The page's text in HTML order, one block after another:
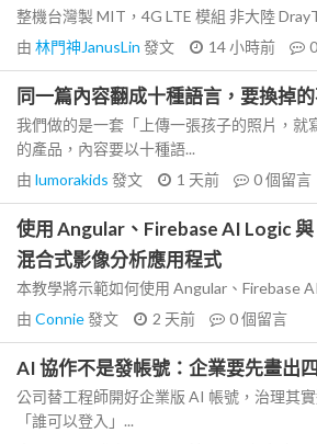
整機台灣製 MIT，4G LTE 模組 非大陸
由 林門神JanusLin 發文 14 小時前 0
同一篇內容翻成十種語言，要換掉
我們做的是一套「上傳一張孩子的照片，就
的產品，內容要以十種語...
由 lumorakids 發文 1 天前 0個留言
使用 Angular、Firebase AI Logic
混合式影像分析應用程式
本教學將示範如何使用 Angular、Firebase
由 Connie發文 2 天前 0個留言
AI 協作不是發帳號：企業要先畫出
公司替工程師開好企業版 AI 帳號，治理其
「誰可以登入」...